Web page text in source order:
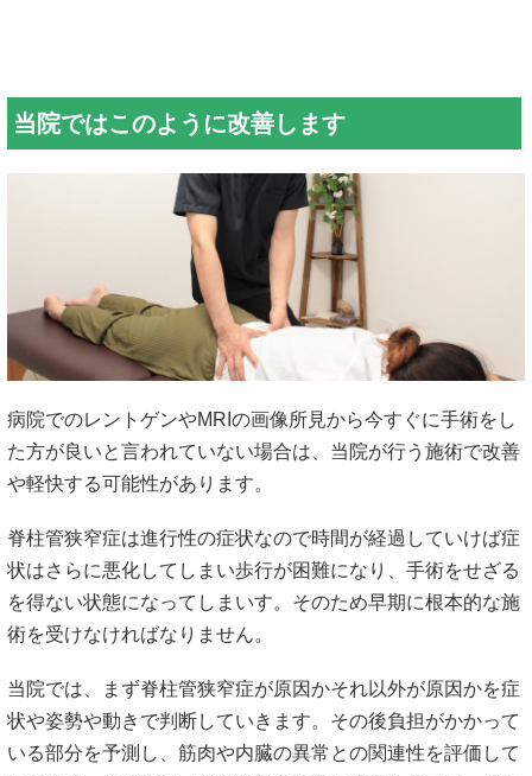
当院ではこのように改善します
病院でのレントゲンやMRIの画像所見から今すぐに手術をし
た方が良いと言われていない場合は、当院が行う施術で改善
や軽快する可能性があります。
脊柱管狭窄症は進行性の症状なので時間が経過していけば症
状はさらに悪化してしまい歩行が困難になり、手術をせざる
を得ない状態になってしまいす。そのため早期に根本的な施
術を受けなければなりません。
当院では、まず脊柱管狭窄症が原因かそれ以外が原因かを症
状や姿勢や動きで判断していきます。その後負担がかかって
いる部分を予測し、筋肉や内臓の異常との関連性を評価して